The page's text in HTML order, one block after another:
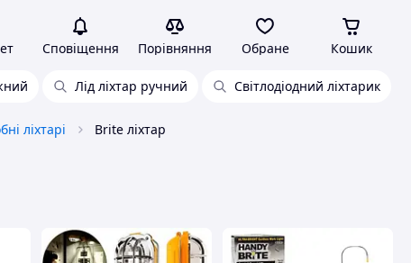
Сповіщення Порівняння Обране Кошик
Лід ліхтар ручний Світлодіодний ліхтарик
ліхтарі Brite ліхтар